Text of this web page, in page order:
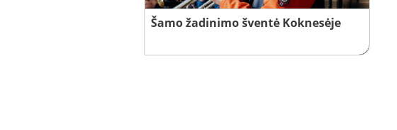
Šamo žadinimo šventė Koknesėje